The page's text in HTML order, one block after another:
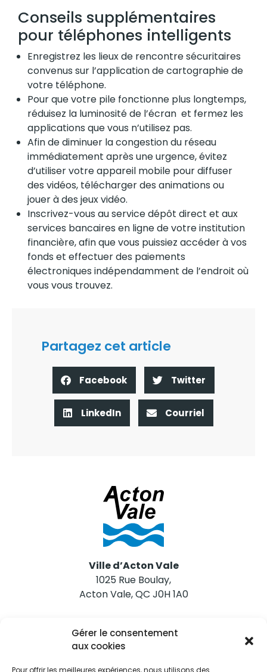
Gérer le consentement
aux cookies
Pour offrir les meilleures expériences, nous utilisons des
Conseils supplémentaires
pour téléphones intelligents
Enregistrez les lieux de rencontre sécuritaires
convenus sur l’application de cartographie de
votre téléphone.
Pour que votre pile fonctionne plus longtemps,
réduisez la luminosité de l’écran et fermez les
applications que vous n’utilisez pas.
Afin de diminuer la congestion du réseau
immédiatement après une urgence, évitez
d’utiliser votre appareil mobile pour diffuser
des vidéos, télécharger des animations ou
jouer à des jeux vidéo.
Inscrivez-vous au service dépôt direct et aux
services bancaires en ligne de votre institution
financière, afin que vous puissiez accéder à vos
fonds et effectuer des paiements
électroniques indépendamment de l’endroit où
vous vous trouvez.
Partagez cet article
Facebook Twitter
LinkedIn Courriel
Ville d’Acton Vale
1025 Rue Boulay,
Acton Vale, QC J0H 1A0
Nous joindre
Tél. 450 546-2703